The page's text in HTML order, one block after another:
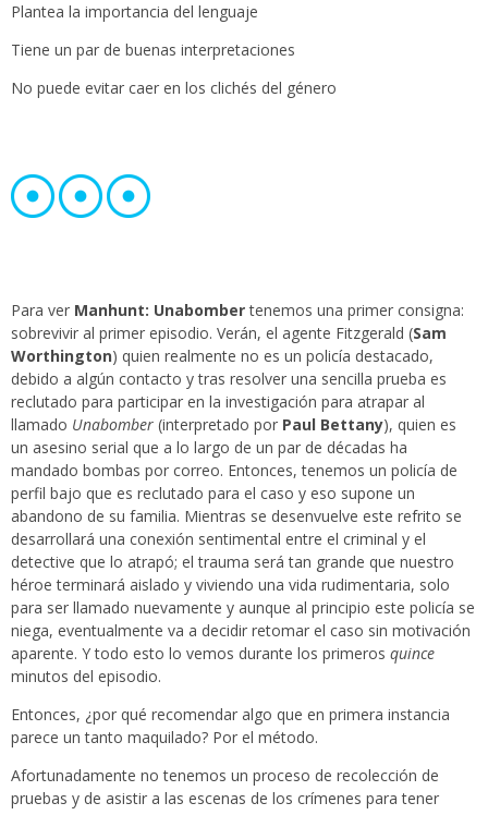
Plantea la importancia del lenguaje
Tiene un par de buenas interpretaciones
No puede evitar caer en los clichés del género
Para ver Manhunt: Unabombertenemos una primer consigna:
sobrevivir al primer episodio. Verán, el agente Fitzgerald (Sam
Worthington) quien realmente no es un policía destacado,
debido a algún contacto y tras resolver una sencilla prueba es
reclutado para participar en la investigación para atrapar al
llamado Unabomber (interpretado por Paul Bettany), quien es
un asesino serial que a lo largo de un par de décadas ha
mandado bombas por correo. Entonces, tenemos un policía de
perfil bajo que es reclutado para el caso y eso supone un
abandono de su familia. Mientras se desenvuelve este refrito se
desarrollará una conexión sentimental entre el criminal y el
detective que lo atrapó; el trauma será tan grande que nuestro
héroe terminará aislado y viviendo una vida rudimentaria, solo
para ser llamado nuevamente y aunque al principio este policía se
niega, eventualmente va a decidir retomar el caso sin motivación
aparente. Y todo esto lo vemos durante los primeros quince
minutos del episodio.
Entonces, ¿por qué recomendar algo que en primera instancia
parece un tanto maquilado? Por el método.
Afortunadamente no tenemos un proceso de recolección de
pruebas y de asistir a las escenas de los crímenes para tener